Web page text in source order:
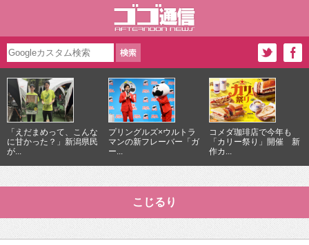
「えだまめって、こんな
に甘かった？」新潟県民
が...
プリングルズ×ウルトラ
マンの新フレーバー「ガ
ー...
コメダ珈琲店で今年も
「カリー祭り」開催 新
作カ...
こじるり